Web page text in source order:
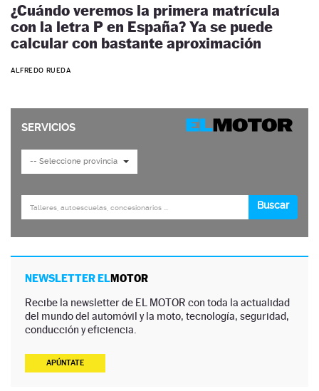
¿Cuándo veremos la primera matrícula
con la letra P en España? Ya se puede
calcular con bastante aproximación
ALFREDO RUEDA
NEWSLETTER ELMOTOR
Recibe la newsletter de EL MOTOR con toda la actualidad
del mundo del automóvil y la moto, tecnología, seguridad,
conducción y eficiencia.
APÚNTATE